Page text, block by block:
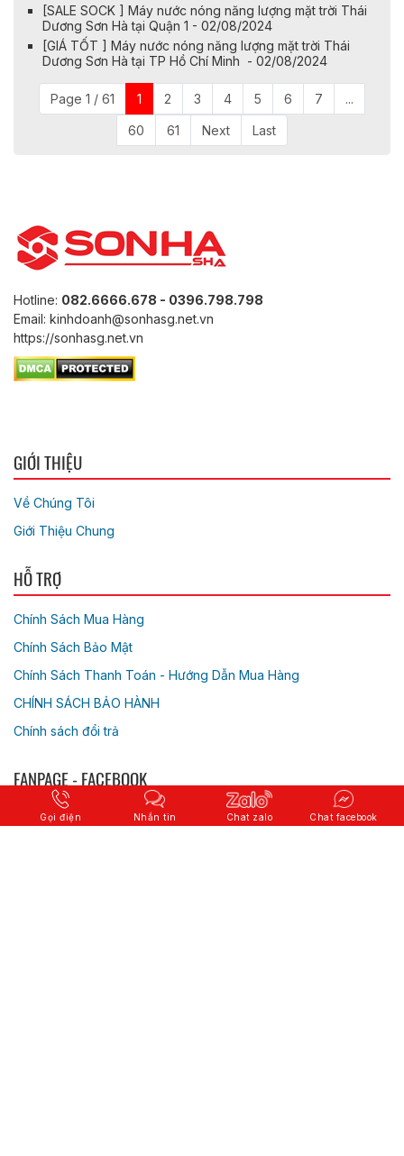
[SALE SOCK ] Máy nước nóng năng lượng mặt trời Thái
Dương Sơn Hà tại Quận 1 - 02/08/2024
[GIÁ TỐT ] Máy nước nóng năng lượng mặt trời Thái
Dương Sơn Hà tại TP Hồ Chí Minh - 02/08/2024
Page 1 / 61 1 2 3 4 5 6 7 ...
60 61 Next Last
Hotline: 082.6666.678 - 0396.798.798
Email: kinhdoanh@sonhasg.net.vn
https://sonhasg.net.vn
GIỚI THIỆU
Về Chúng Tôi
Giới Thiệu Chung
HỖ TRỢ
Chính Sách Mua Hàng
Chính Sách Bảo Mật
Chính Sách Thanh Toán - Hướng Dẫn Mua Hàng
CHÍNH SÁCH BẢO HÀNH
Chính sách đổi trả
FANPAGE - FACEBOOK
Gọi điện Nhắn tin Chat zalo Chat facebook